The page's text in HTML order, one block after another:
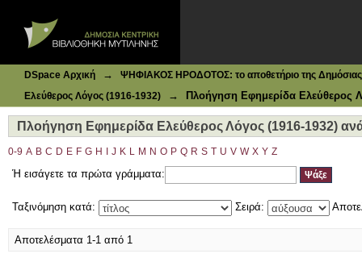
DSpace Αρχική →
ΨΗΦΙΑΚΟΣ ΗΡΟΔΟΤΟΣ: το αποθετήριο της Δημόσιας
Ελεύθερος Λόγος (1916-1932)
→ Πλοήγηση Εφημερίδα Ελεύθερος
Πλοήγηση Εφημερίδα Ελεύθερος Λόγος (1916-1932)
0-9 A B C D E F G H J K L M N O P Q R S T U V W X Y Z
Ή εισάγετε τα πρώτα γράμματα:
Ταξινόμηση κατά: Σειρά:
Αποτελέσματα 1-1 από 1